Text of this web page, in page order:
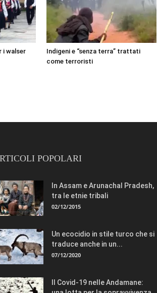
i walser
Indigeni e “senza terra” trattati
come terroristi
POPOLARI
In Assam e Arunachal Pradesh,
tra le etnie tribali
02/12/2015
Un ecocidio in stile turco che si
traduce anche in un...
07/12/2020
Il Covid-19 nelle Andamane: